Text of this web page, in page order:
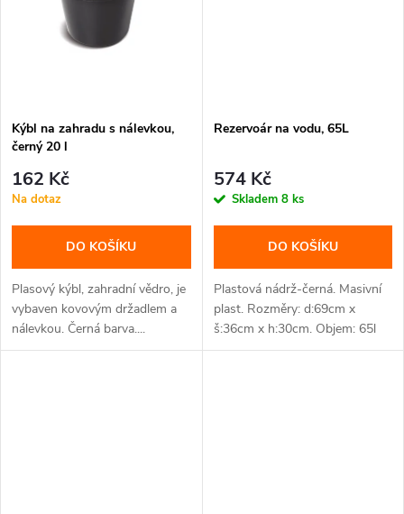
Kýbl na zahradu s nálevkou,
černý 20 l
162 Kč
Na dotaz
DO KOŠÍKU
Plasový kýbl, zahradní vědro, je
vybaven kovovým držadlem a
nálevkou. Černá barva....
Rezervoár na vodu, 65L
574 Kč
Skladem 8 ks
DO KOŠÍKU
Plastová nádrž-černá. Masivní
plast. Rozměry: d:69cm x
š:36cm x h:30cm. Objem: 65l